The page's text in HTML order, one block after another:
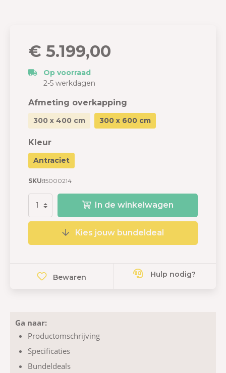
€ 5.199,00
Op voorraad
2-5 werkdagen
Afmeting overkapping
300 x 400 cm 300 x 600 cm
Kleur
Antraciet
SKU:15000214
In de winkelwagen
Kies jouw bundeldeal
Bewaren Hulp nodig?
Ga naar:
Productomschrijving
Specificaties
Bundeldeals